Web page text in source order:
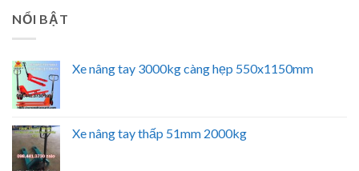
NỔI BẬT
Xe nâng tay 3000kg càng hẹp 550x1150mm
Xe nâng tay thấp 51mm 2000kg